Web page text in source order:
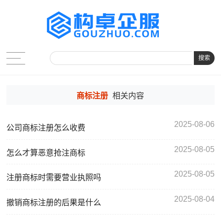
搜索
商标注册 相关内容
公司商标注册怎么收费 2025-08-06
怎么才算恶意抢注商标 2025-08-05
注册商标时需要营业执照吗 2025-08-05
撤销商标注册的后果是什么 2025-08-04